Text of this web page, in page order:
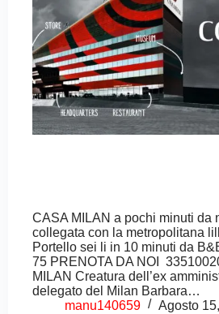
CASA MILAN a pochi minuti da
collegata con la metropolitana
Portello sei li in 10 minuti da
75 PRENOTA DA NOI
MILAN Creatura dell’ex
delegato del Milan Barbara…
manu140659
Agosto